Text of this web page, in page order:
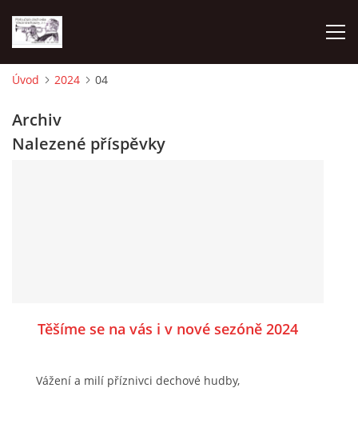
AKTUALITY
Úvod 2024 04
Archiv
Nalezené příspěvky
Těšíme se na vás i v nové sezóně 2024
Vážení a milí příznivci dechové hudby,